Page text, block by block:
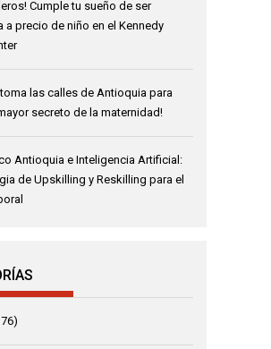
Cumple tu sueño de ser
a precio de niño en el Kennedy
toma las calles de Antioquia para
secreto de la maternidad!
Antioquia e Inteligencia Artificial:
de Upskilling y Reskilling para el